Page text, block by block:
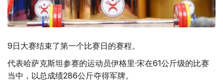
9日大赛结束了第一个比赛日的赛程。
代表哈萨克斯坦参赛的运动员伊格里·宋在61公斤级的比赛
当中，以总成绩286公斤夺得军牌。